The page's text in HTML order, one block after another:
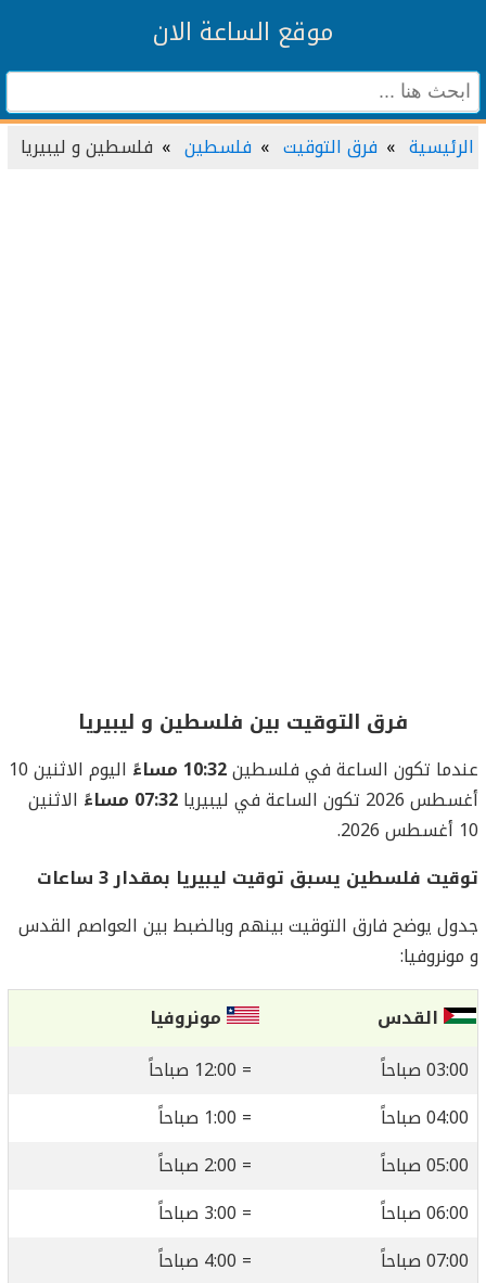
موقع الساعة الان
الرئيسية فرق التوقيت فلسطين فلسطين و ليبيريا
فرق التوقيت بين فلسطين و ليبيريا
عندما تكون الساعة في فلسطين10:32 مساءً
اليوم الاثنين 10
أغسطس 2026 تكون الساعة في ليبيريا
07:32 مساءً
الاثنين
10 أغسطس 2026.
توقيت فلسطين يسبق توقيت ليبيريا بمقدار 3 ساعات
جدول يوضح فارق التوقيت بينهم وبالضبط بين العواصم القدس
و مونروفيا:
القدس
مونروفيا
03:00 صباحاً
= 12:00 صباحاً
04:00 صباحاً
= 1:00 صباحاً
05:00 صباحاً
= 2:00 صباحاً
06:00 صباحاً
= 3:00 صباحاً
07:00 صباحاً
= 4:00 صباحاً